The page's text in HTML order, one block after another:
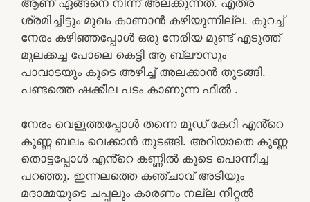
ശ്രമിച്ചിട്ടും മുഖം കാണാൻ കഴിയുന്നില്ല. കുറച്ച്
നേരം കഴിഞ്ഞപ്പോൾ ഒരു നേരിയ മുണ്ട് എടുത്ത്
മുലക്കച്ച പോലെ കെട്ടി ആ ബ്ലൗസും
പാവാടയും കൂടെ അഴിച്ച് അലക്കാൻ തുടങ്ങി.
പണ്ടത്തെ ഷക്കീല പടം കാണുന്ന ഫീൽ .
നേരം വെളുത്തപ്പോൾ തന്നെ മൂഡ് കേറി എൻ്റെ
കുണ്ണ ബലം വെക്കാൻ തുടങ്ങി. അറിയാതെ കുണ്ണ
തൊട്ടപ്പോൾ എൻ്റെ കണ്ണിൽ കൂടെ പൊന്നീച്ച
പറഞ്ഞു. ഇന്നലത്തെ കഞ്ചാവ് അടിയും
മദാമ്മയുടെ ചപ്പലും കാരണം നല്ല നീറ്റൽ